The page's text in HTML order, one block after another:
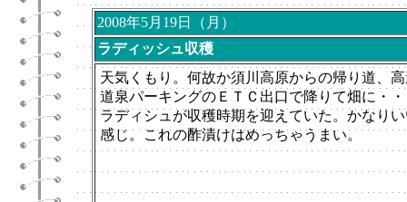
2008年5月19日（月）
ラディッシュ収穫
天気くもり。何故か須川高原からの帰り道、
道泉パーキングのＥＴＣ出口で降りて畑に・
ラディシュが収穫時期を迎えていた。かなり
感じ。これの酢漬けはめっちゃうまい。